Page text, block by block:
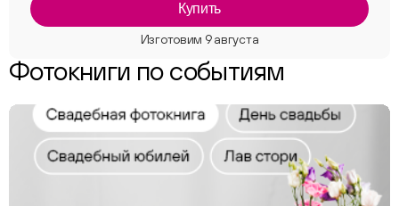
Купить
Фотокниги по событиям